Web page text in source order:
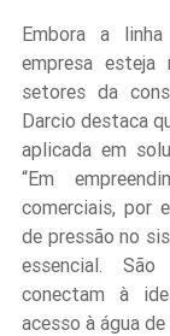
Embora a
empresa
setores da
Darcio destaca
aplicada em
“Em
comerciais, por
de pressão no
essencial.
conectam à
acesso à água